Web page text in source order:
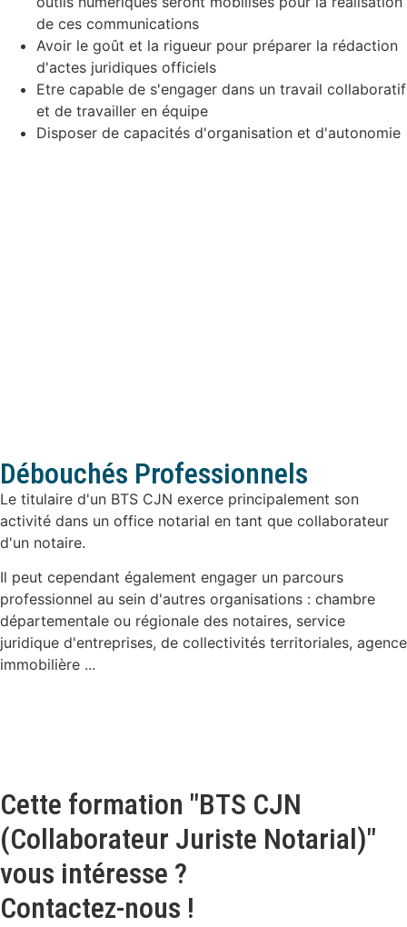
de ces communications
Avoir le goût et la rigueur pour préparer la rédaction
d'actes juridiques officiels
Etre capable de s'engager dans un travail collaboratif
et de travailler en équipe
Disposer de capacités d'organisation et d'autonomie
Débouchés Professionnels
Le titulaire d'un BTS CJN exerce principalement son
activité dans un office notarial en tant que collaborateur
d'un notaire.
Il peut cependant également engager un parcours
professionnel au sein d'autres organisations : chambre
départementale ou régionale des notaires, service
juridique d'entreprises, de collectivités territoriales, agence
immobilière ...
Cette formation "BTS CJN
(Collaborateur Juriste Notarial)"
vous intéresse ?
Contactez-nous !